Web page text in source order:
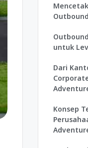
untuk
Dari
Konsep